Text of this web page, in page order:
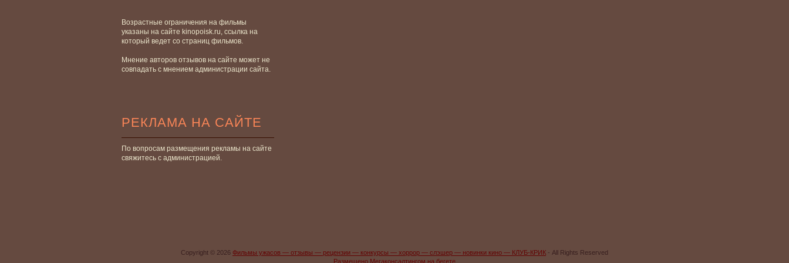
Возрастные ограничения на фильмы
указаны на сайте kinopoisk.ru, ссылка на
который ведет со страниц фильмов.
Мнение авторов отзывов на сайте может не
совпадать с мнением администрации сайта.
РЕКЛАМА НА САЙТЕ
По вопросам размещения рекламы на сайте
свяжитесь с администрацией.
Copyright © 2026 Фильмы ужасов — отзывы — рецензии — конкурсы — хоррор — слэшер — новинки кино — КЛУБ-КРИК - All Rights Reserved
Размещено Мегаконсалтингом на бегете